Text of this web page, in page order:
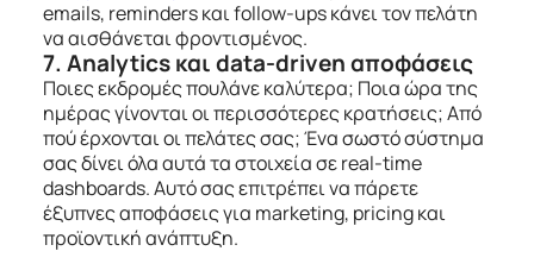
emails, reminders και follow-ups κάνει τον πελάτη
να αισθάνεται φροντισμένος.
7. Analytics και data-driven αποφάσεις
Ποιες εκδρομές πουλάνε καλύτερα; Ποια ώρα της
ημέρας γίνονται οι περισσότερες κρατήσεις; Από
πού έρχονται οι πελάτες σας; Ένα σωστό σύστημα
σας δίνει όλα αυτά τα στοιχεία σε real-time
dashboards. Αυτό σας επιτρέπει να πάρετε
έξυπνες αποφάσεις για marketing, pricing και
προϊοντική ανάπτυξη.